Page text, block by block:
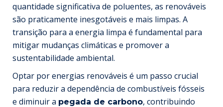
quantidade significativa de poluentes, as renováveis
são praticamente inesgotáveis e mais limpas. A
transição para a energia limpa é fundamental para
mitigar mudanças climáticas e promover a
sustentabilidade ambiental.
Optar por energias renováveis é um passo crucial
para reduzir a dependência de combustíveis fósseis
e diminuir a pegada de carbono, contribuindo